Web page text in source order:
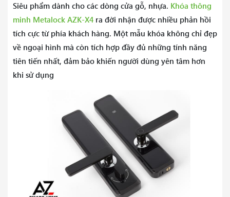
Chức năng tiêu
chuẩn
Vân tay / thẻ IC / Mật khẩu / Chìa khóa
/ Mở khóa bằng Bluetooth
Dung lượng vân
100 vân tay
100 mã
Siêu phẩm dành cho các dòng cửa gỗ, nhựa. Khóa thông
minh Metalock AZK-X4 ra đời nhận được nhiều phản hồi
tích cực từ phía khách hàng. Một mẫu khóa không chỉ đẹp
về ngoại hình mà còn tích hợp đầy đủ những tính năng
tiên tiến nhất, đảm bảo khiến người dùng yên tâm hơn
khi sử dụng